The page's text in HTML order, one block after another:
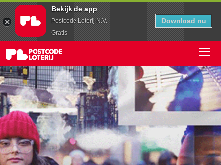
Bekijk de app
Postcode Loterij N.V.
Gratis
Download nu